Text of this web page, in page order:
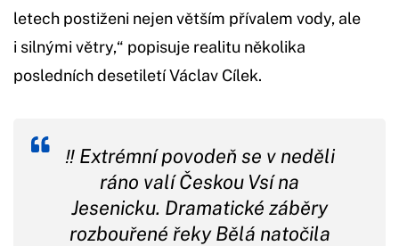
letech postiženi nejen větším přívalem vody, ale
i silnými větry,“ popisuje realitu několika
posledních desetiletí Václav Cílek.
‼️ Extrémní povodeň se v neděli
ráno valí Českou Vsí na
Jesenicku. Dramatické záběry
rozbouřené řeky Bělá natočila